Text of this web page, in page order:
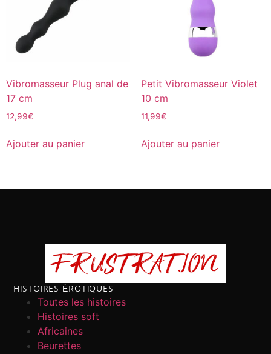
Vibromasseur Plug anal de
17 cm
12,99€
Ajouter au panier
Petit Vibromasseur Violet
10 cm
11,99€
Ajouter au panier
HISTOIRES ÉROTIQUES
Toutes les histoires
Histoires soft
Africaines
Beurettes